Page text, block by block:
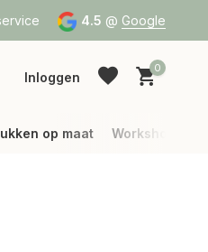
wij jouw verzending
4.5 @ Google
Inloggen
0
op maat Workshops